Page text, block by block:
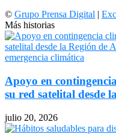
© Grupo Prensa Digital |
Más historias
Apoyo en
su red satelital desde
julio 20, 2026